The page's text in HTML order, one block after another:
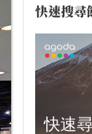
快速搜尋